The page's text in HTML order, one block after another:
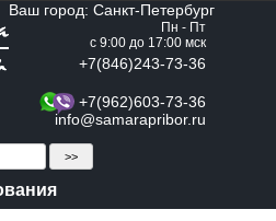
Ваш город: Санкт-Петербург
Пн - Пт
с 9:00 до 17:00 мск
+7(846)243-73-36
+7(962)603-73-36
info@samarapribor.ru